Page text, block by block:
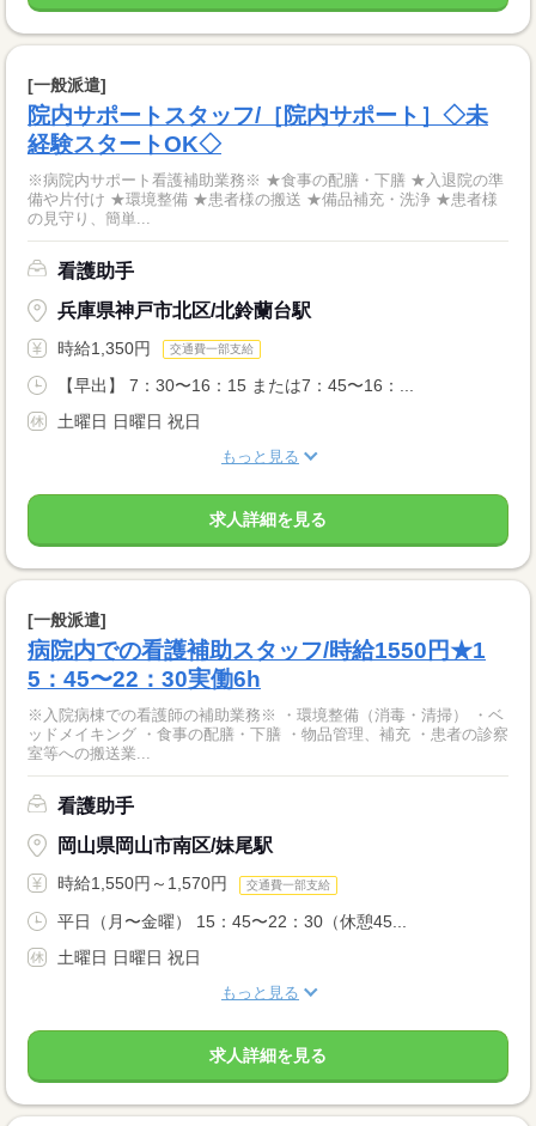
[一般派遣]
院内サポートスタッフ/［院内サポート］◇未
経験スタートOK◇
※病院内サポート看護補助業務※ ★食事の配膳・下膳 ★入退院の準
備や片付け ★環境整備 ★患者様の搬送 ★備品補充・洗浄 ★患者様
の見守り、簡単...
看護助手
兵庫県神戸市北区/北鈴蘭台駅
時給1,350円 交通費一部支給
【早出】 7：30〜16：15 または7：45〜16：...
土曜日 日曜日 祝日
もっと見る
求人詳細を見る
[一般派遣]
病院内での看護補助スタッフ/時給1550円★1
5：45〜22：30実働6h
※入院病棟での看護師の補助業務※ ・環境整備（消毒・清掃） ・ベ
ッドメイキング ・食事の配膳・下膳 ・物品管理、補充 ・患者の診察
室等への搬送業...
看護助手
岡山県岡山市南区/妹尾駅
時給1,550円～1,570円 交通費一部支給
平日（月〜金曜） 15：45〜22：30（休憩45...
土曜日 日曜日 祝日
もっと見る
求人詳細を見る